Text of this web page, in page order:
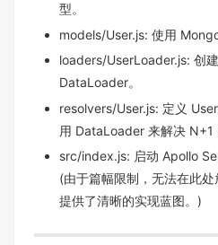
型。
models/User.js: 使用
loaders/UserLoader.js: 创
DataLoader。
resolvers/User.js: 定义
用 DataLoader 来解决 N+1
src/index.js: 启动 Apollo
(由于篇幅限制，无法在此
提供了清晰的实现蓝图。)